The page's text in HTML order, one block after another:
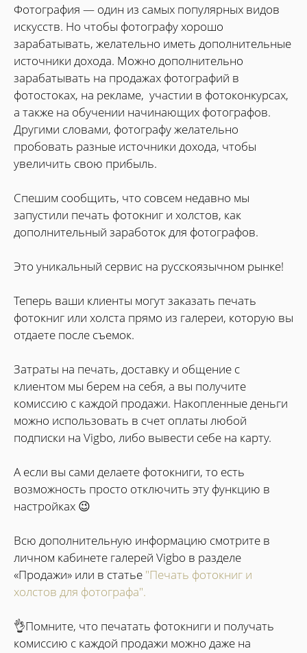
Фотография — один из самых популярных видов
искусств. Но чтобы фотографу хорошо
зарабатывать, желательно иметь дополнительные
источники дохода. Можно дополнительно
зарабатывать на продажах фотографий в
фотостоках, на рекламе, участии в фотоконкурсах,
а также на обучении начинающих фотографов.
Другими словами, фотографу желательно
пробовать разные источники дохода, чтобы
увеличить свою прибыль.
Спешим сообщить, что совсем недавно мы
запустили печать фотокниг и холстов, как
дополнительный заработок для фотографов.
Это уникальный сервис на русскоязычном рынке!
Теперь ваши клиенты могут заказать печать
фотокниг или холста прямо из галереи, которую вы
отдаете после съемок.
Затраты на печать, доставку и общение с
клиентом мы берем на себя, а вы получите
комиссию с каждой продажи. Накопленные деньги
можно использовать в счет оплаты любой
подписки на Vigbo, либо вывести себе на карту.
А если вы сами делаете фотокниги, то есть
возможность просто отключить эту функцию в
настройках 😉
Всю дополнительную информацию смотрите в
личном кабинете галерей Vigbo в разделе
«Продажи» или в статье "Печать фотокниг и
холстов для фотографа".
👌Помните, что печатать фотокниги и получать
комиссию с каждой продажи можно даже на